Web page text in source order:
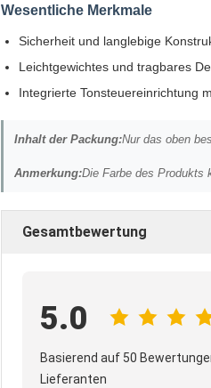
Wesentliche Merkmale
Sicherheit und langlebige
Leichtgewichtes und tragbares
Integrierte Tonsteuereinrichtung
Inhalt der Packung:Nur das oben
Anmerkung:Die Farbe des Produkts
Gesamtbewertung
5.0
Basierend auf 50
Lieferanten